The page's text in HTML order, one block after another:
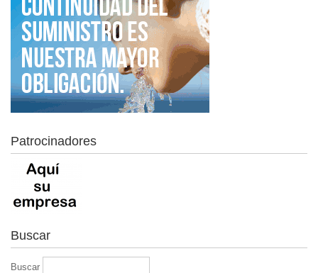
Patrocinadores
Buscar
Buscar